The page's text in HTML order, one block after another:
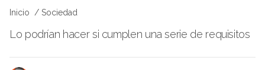
Inicio Sociedad
Lo podrían hacer si cumplen una serie de requisitos